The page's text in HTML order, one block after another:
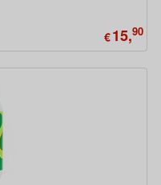
€15,90